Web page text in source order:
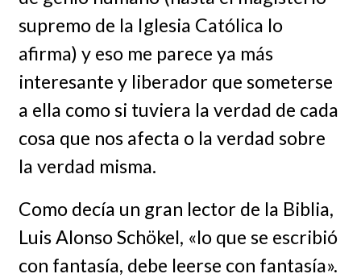
supremo de la Iglesia Católica lo
afirma) y eso me parece ya más
interesante y liberador que someterse
a ella como si tuviera la verdad de cada
cosa que nos afecta o la verdad sobre
la verdad misma.
Como decía un gran lector de la Biblia,
Luis Alonso Schökel, «lo que se escribió
con fantasía, debe leerse con fantasía».